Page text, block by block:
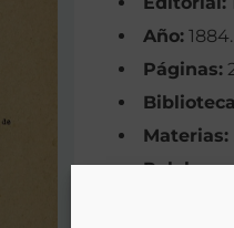
Año: 1884.
Páginas:
Materias:
Palabras